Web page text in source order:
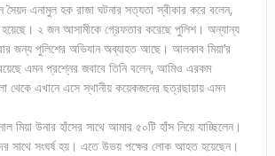
সৈয়দ এনামুল হক রাজা ঘটনার সত্যতা স্বীকার করে বলেন,
হয়েছে। ২ জন আসামীকে গ্রেফতার করেছে পুলিশ। অন্যান্য
জন্য পুলিশের অভিযান অব্যাহত আছে। আলকাব মিয়া’র
এমন প্রশ্নের জবাবে তিনি বলেন, আমিও এরকম
থেকে এখানে এসে স্থানীয় কয়েকজনের ছত্রছায়ায় এমন
মিয়া উনার হাঁসের সাথে আমার ৫০টি হাঁস নিয়ে যাচ্ছিলেন।
সাথে সংঘর্ষ হয়। এতে উভয় পক্ষের লোক আহত হয়েছেন।